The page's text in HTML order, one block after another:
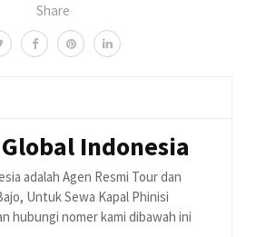
Share
Indonesia
adalah Agen Resmi Tour dan
Untuk Sewa Kapal Phinisi
hubungi nomer kami dibawah ini